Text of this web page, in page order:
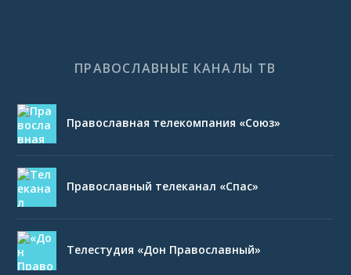
ПРАВОСЛАВНЫЕ КАНАЛЫ ТВ
Православная телекомпания «Союз»
Православный телеканал «Спас»
Телестудия «Дон Православный»